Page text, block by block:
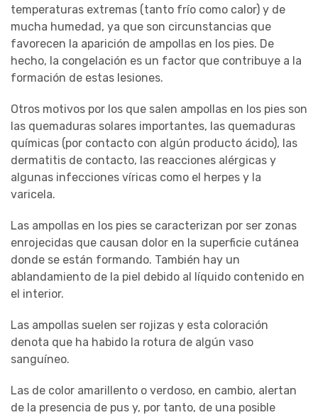
temperaturas extremas (tanto frío como calor) y de
mucha humedad, ya que son circunstancias que
favorecen la aparición de ampollas en los pies. De
hecho, la congelación es un factor que contribuye a la
formación de estas lesiones.
Otros motivos por los que salen ampollas en los pies son
las quemaduras solares importantes, las quemaduras
químicas (por contacto con algún producto ácido), las
dermatitis de contacto, las reacciones alérgicas y
algunas infecciones víricas como el herpes y la
varicela.
Las ampollas en los pies se caracterizan por ser zonas
enrojecidas que causan dolor en la superficie cutánea
donde se están formando. También hay un
ablandamiento de la piel debido al líquido contenido en
el interior.
Las ampollas suelen ser rojizas y esta coloración
denota que ha habido la rotura de algún vaso
sanguíneo.
Las de color amarillento o verdoso, en cambio, alertan
de la presencia de pus y, por tanto, de una posible